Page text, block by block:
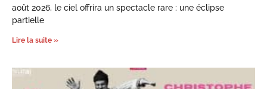
août 2026, le ciel offrira un spectacle rare : une éclipse
partielle
Lire la suite »